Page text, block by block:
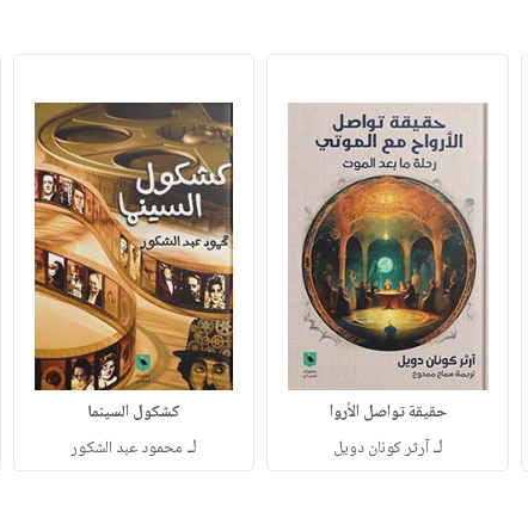
حقيقة تواصل الأروا
لـآرثر كونان دويل
كشكول السينما
لـ محمود عبد الشكور